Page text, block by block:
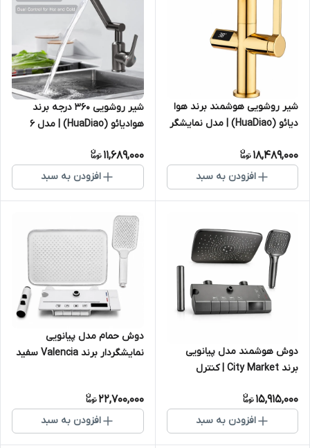
شیر روشویی هوشمند برند هوا
دیائو (HuaDiao) | مدل نمایشگر
18,489,000
افزودن به سبد
شیر روشویی ۳۶۰ درجه برند
هوادیائو (HuaDiao) | مدل ۶
11,689,000
افزودن به سبد
دوش هوشمند مدل پیانویی
برند City Market | کنترل
15,915,000
افزودن به سبد
دوش حمام مدل پیانویی
نمایشگردار برند Valencia سفید
22,700,000
افزودن به سبد